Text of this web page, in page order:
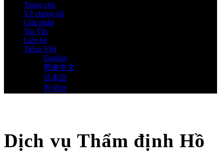
Trang chủ
Về chúng tôi
Giải pháp
Tin Tức
Liên hệ
Tiếng Việt
English
简体中文
日本語
한국어
Dịch vụ Thẩm định Hồ